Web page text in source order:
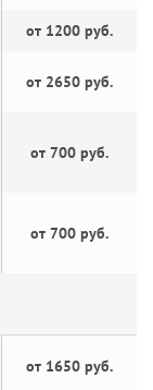
от 1200 руб.
от 2650 руб.
от 700 руб.
от 700 руб.
от 1650 руб.